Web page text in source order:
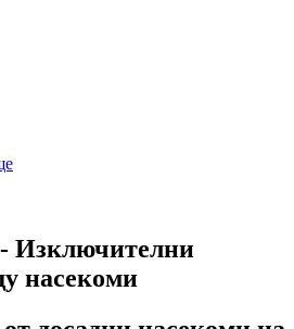
Изключителни
насекоми